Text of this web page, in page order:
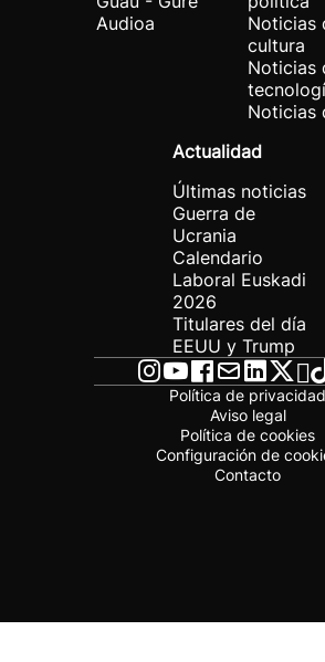
Audioa
Noticias
cultura
Noticias
Noticias
Actualidad
Últimas noticias
Guerra de
Ucrania
Calendario
Laboral Euskadi
2026
Titulares del día
EEUU y Trump
Política de privacidad
Aviso legal
Política de cookies
Configuración de
Contacto